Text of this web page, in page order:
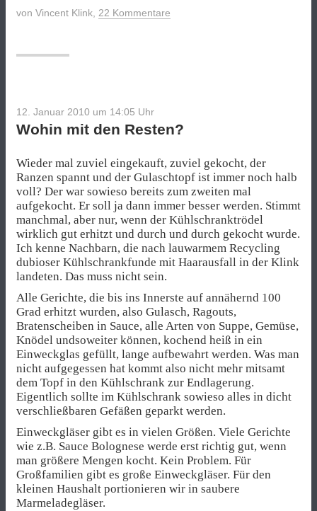
von Vincent Klink 22 Kommentare
12. Januar 2010 um 14:05 Uhr
Wohin mit den Resten?
Wieder mal zuviel eingekauft, zuviel gekocht, der
Ranzen spannt und der Gulaschtopf ist immer noch halb
voll? Der war sowieso bereits zum zweiten mal
aufgekocht. Er soll ja dann immer besser werden. Stimmt
manchmal, aber nur, wenn der Kühlschranktrödel
wirklich gut erhitzt und durch und durch gekocht wurde.
Ich kenne Nachbarn, die nach lauwarmem Recycling
dubioser Kühlschrankfunde mit Haarausfall in der Klink
landeten. Das muss nicht sein.
Alle Gerichte, die bis ins Innerste auf annähernd 100
Grad erhitzt wurden, also Gulasch, Ragouts,
Bratenscheiben in Sauce, alle Arten von Suppe, Gemüse,
Knödel undsoweiter können, kochend heiß in ein
Einweckglas gefüllt, lange aufbewahrt werden. Was man
nicht aufgegessen hat kommt also nicht mehr mitsamt
dem Topf in den Kühlschrank zur Endlagerung.
Eigentlich sollte im Kühlschrank sowieso alles in dicht
verschließbaren Gefäßen geparkt werden.
Einweckgläser gibt es in vielen Größen. Viele Gerichte
wie z.B. Sauce Bolognese werde erst richtig gut, wenn
man größere Mengen kocht. Kein Problem. Für
Großfamilien gibt es große Einweckgläser. Für den
kleinen Haushalt portionieren wir in saubere
Marmeladegläser.